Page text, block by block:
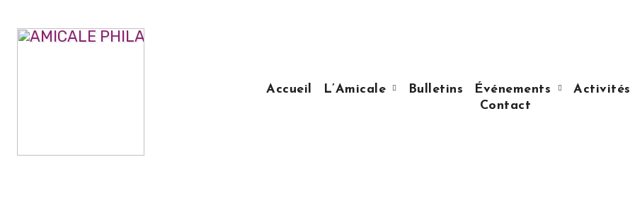
Accueil
L’Amicale Bulletins Événements Activités
Contact